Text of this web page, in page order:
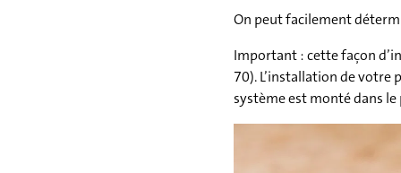
On peut facilement
Important : cette façon
70). L’installation de votre
système est monté dans